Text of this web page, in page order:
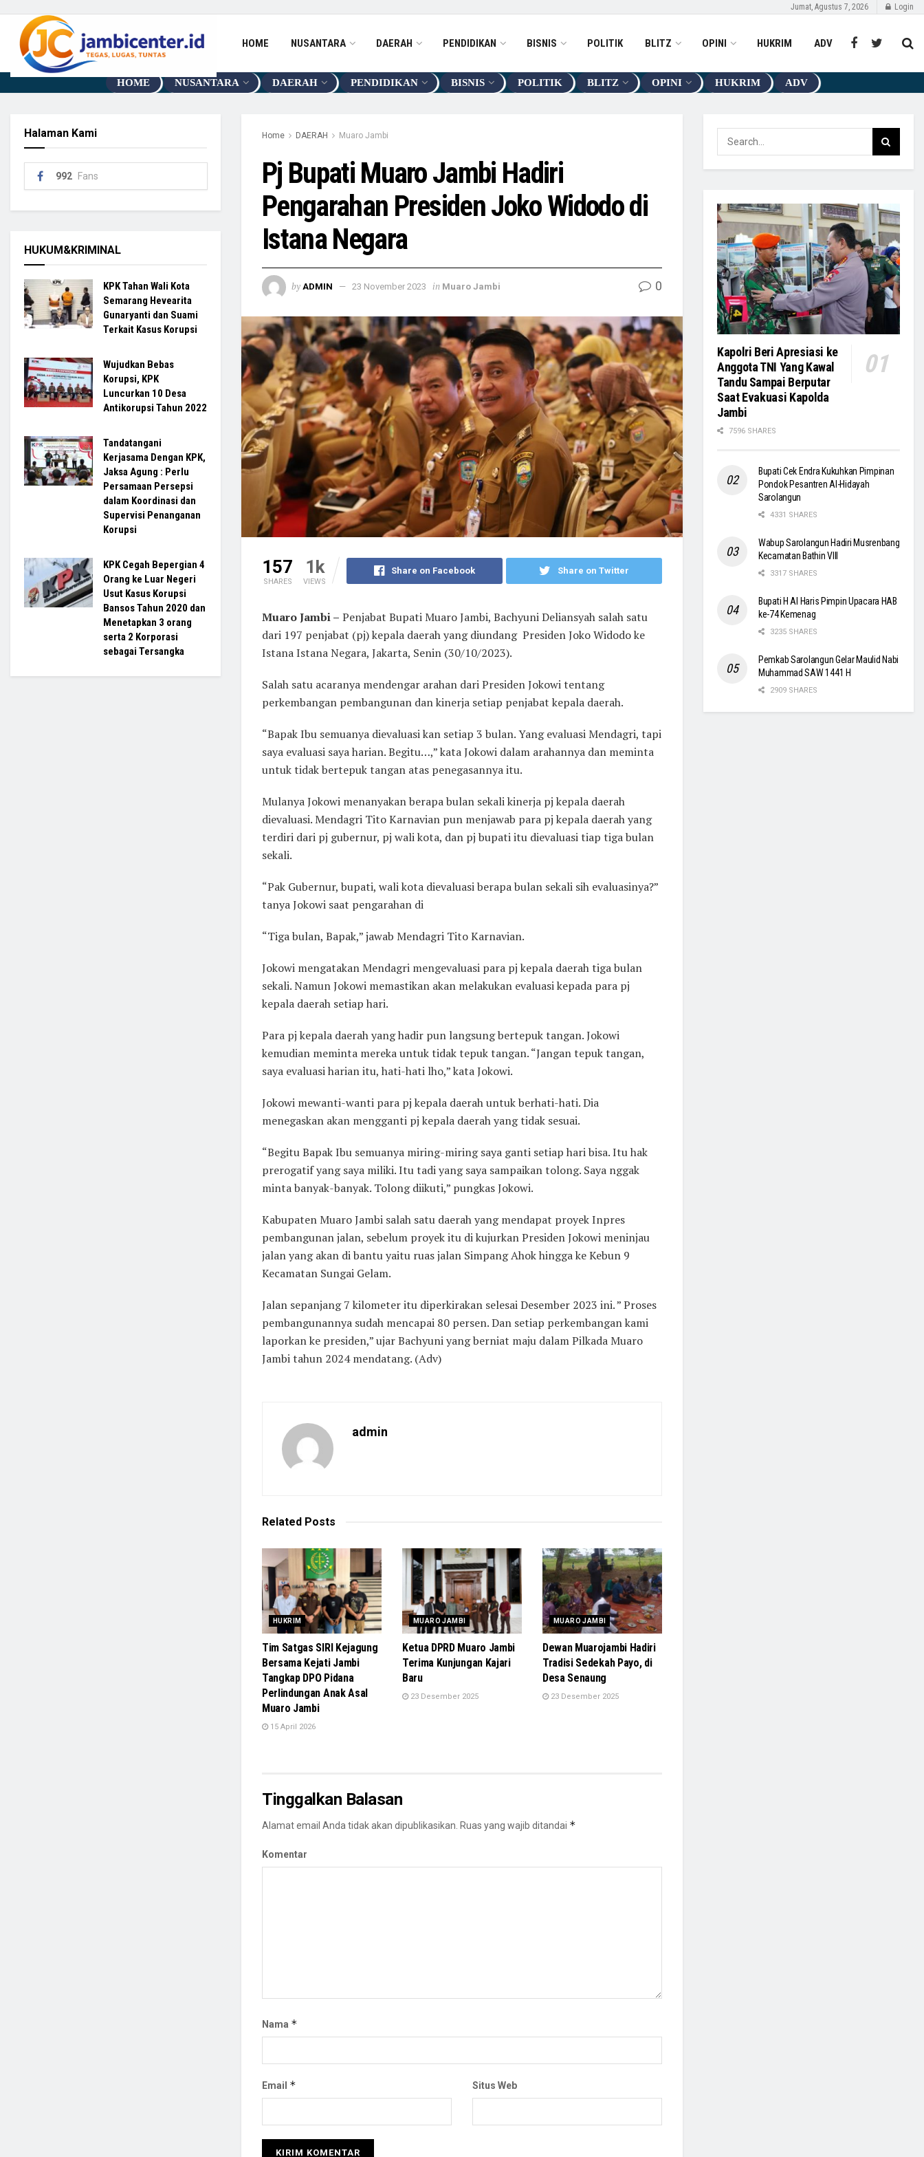
Jumat, Agustus 7, 2026 Login
HOME NUSANTARA DAERAH PENDIDIKAN BISNIS POLITIK BLITZ OPINI HUKRIM ADV
HOME NUSANTARA DAERAH PENDIDIKAN BISNIS POLITIK BLITZ OPINI HUKRIM ADV
Home DAERAH Muaro Jambi
Pj Bupati Muaro Jambi Hadiri
Pengarahan Presiden Joko Widodo di
Istana Negara
by ADMIN 23 November 2023 in Muaro Jambi 0
157
SHARES
1k
VIEWS
Share on Facebook Share on Twitter
Muaro Jambi – Penjabat Bupati Muaro Jambi, Bachyuni Deliansyah salah satu
dari 197 penjabat (pj) kepala daerah yang diundang Presiden Joko Widodo ke
Istana Istana Negara, Jakarta, Senin (30/10/2023).
Salah satu acaranya mendengar arahan dari Presiden Jokowi tentang
perkembangan pembangunan dan kinerja setiap penjabat kepala daerah.
“Bapak Ibu semuanya dievaluasi kan setiap 3 bulan. Yang evaluasi Mendagri, tapi
saya evaluasi saya harian. Begitu…,” kata Jokowi dalam arahannya dan meminta
untuk tidak bertepuk tangan atas penegasannya itu.
Mulanya Jokowi menanyakan berapa bulan sekali kinerja pj kepala daerah
dievaluasi. Mendagri Tito Karnavian pun menjawab para pj kepala daerah yang
terdiri dari pj gubernur, pj wali kota, dan pj bupati itu dievaluasi tiap tiga bulan
sekali.
“Pak Gubernur, bupati, wali kota dievaluasi berapa bulan sekali sih evaluasinya?”
tanya Jokowi saat pengarahan di
“Tiga bulan, Bapak,” jawab Mendagri Tito Karnavian.
Jokowi mengatakan Mendagri mengevaluasi para pj kepala daerah tiga bulan
sekali. Namun Jokowi memastikan akan melakukan evaluasi kepada para pj
kepala daerah setiap hari.
Para pj kepala daerah yang hadir pun langsung bertepuk tangan. Jokowi
kemudian meminta mereka untuk tidak tepuk tangan. “Jangan tepuk tangan,
saya evaluasi harian itu, hati-hati lho,” kata Jokowi.
Jokowi mewanti-wanti para pj kepala daerah untuk berhati-hati. Dia
menegaskan akan mengganti pj kepala daerah yang tidak sesuai.
“Begitu Bapak Ibu semuanya miring-miring saya ganti setiap hari bisa. Itu hak
prerogatif yang saya miliki. Itu tadi yang saya sampaikan tolong. Saya nggak
minta banyak-banyak. Tolong diikuti,” pungkas Jokowi.
Kabupaten Muaro Jambi salah satu daerah yang mendapat proyek Inpres
pembangunan jalan, sebelum proyek itu di kujurkan Presiden Jokowi meninjau
jalan yang akan di bantu yaitu ruas jalan Simpang Ahok hingga ke Kebun 9
Kecamatan Sungai Gelam.
Jalan sepanjang 7 kilometer itu diperkirakan selesai Desember 2023 ini. ” Proses
pembangunannya sudah mencapai 80 persen. Dan setiap perkembangan kami
laporkan ke presiden,” ujar Bachyuni yang berniat maju dalam Pilkada Muaro
Jambi tahun 2024 mendatang. (Adv)
admin
Related Posts
HUKRIM
Tim Satgas SIRI Kejagung
Bersama Kejati Jambi
Tangkap DPO Pidana
Perlindungan Anak Asal
Muaro Jambi
15 April 2026
MUARO JAMBI
Ketua DPRD Muaro Jambi
Terima Kunjungan Kajari
Baru
23 Desember 2025
MUARO JAMBI
Dewan Muarojambi Hadiri
Tradisi Sedekah Payo, di
Desa Senaung
23 Desember 2025
Tinggalkan Balasan
Alamat email Anda tidak akan dipublikasikan. Ruas yang wajib ditandai *
Komentar
Nama *
Email * Situs Web
Halaman Kami
992 Fans
HUKUM&KRIMINAL
KPK Tahan Wali Kota
Semarang Hevearita
Gunaryanti dan Suami
Terkait Kasus Korupsi
Wujudkan Bebas
Korupsi, KPK
Luncurkan 10 Desa
Antikorupsi Tahun 2022
Tandatangani
Kerjasama Dengan KPK,
Jaksa Agung : Perlu
Persamaan Persepsi
dalam Koordinasi dan
Supervisi Penanganan
Korupsi
KPK Cegah Bepergian 4
Orang ke Luar Negeri
Usut Kasus Korupsi
Bansos Tahun 2020 dan
Menetapkan 3 orang
serta 2 Korporasi
sebagai Tersangka
Kapolri Beri Apresiasi ke
Anggota TNI Yang Kawal
Tandu Sampai Berputar
Saat Evakuasi Kapolda
Jambi
7596 SHARES
Bupati Cek Endra Kukuhkan Pimpinan
Pondok Pesantren Al-Hidayah
Sarolangun
4331 SHARES
Wabup Sarolangun Hadiri Musrenbang
Kecamatan Bathin VIII
3317 SHARES
Bupati H Al Haris Pimpin Upacara HAB
ke-74 Kemenag
3235 SHARES
Pemkab Sarolangun Gelar Maulid Nabi
Muhammad SAW 1441 H
2909 SHARES